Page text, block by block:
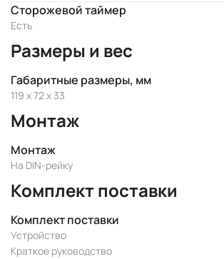
Сторожевой таймер
Есть
Размеры и вес
Габаритные размеры, мм
119 x 72 x 33
Монтаж
Монтаж
На DIN-рейку
Комплект поставки
Комплект поставки
Устройство
Краткое руководство